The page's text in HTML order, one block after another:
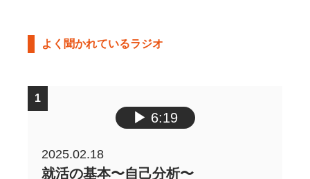
よく聞かれているラジオ
1
▶︎ 6:19
2025.02.18
就活の基本〜自己分析〜